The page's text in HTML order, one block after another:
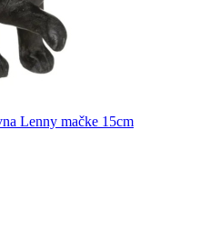
Lenny mačke 15cm